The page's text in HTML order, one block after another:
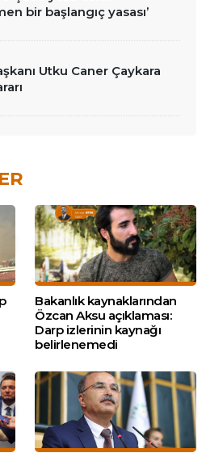
bir başlangıç yasası’
Utku Caner Çaykara
Bakanlık kaynaklarından
Özcan Aksu açıklaması:
Darp izlerinin kaynağı
belirlenemedi